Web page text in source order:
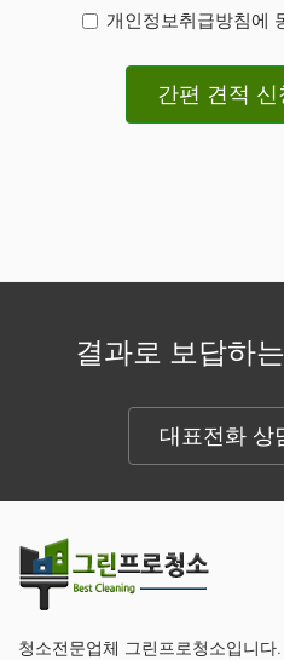
개인정보취급방침에
간편 견적 신
결과로 보답하
대표전화 상
청소전문업체 그린프로청소입니